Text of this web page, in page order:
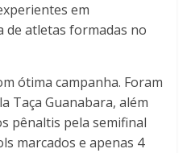
em
de atletas formadas no
ótima campanha. Foram
Taça Guanabara, além
pênaltis pela semifinal
marcados e apenas 4